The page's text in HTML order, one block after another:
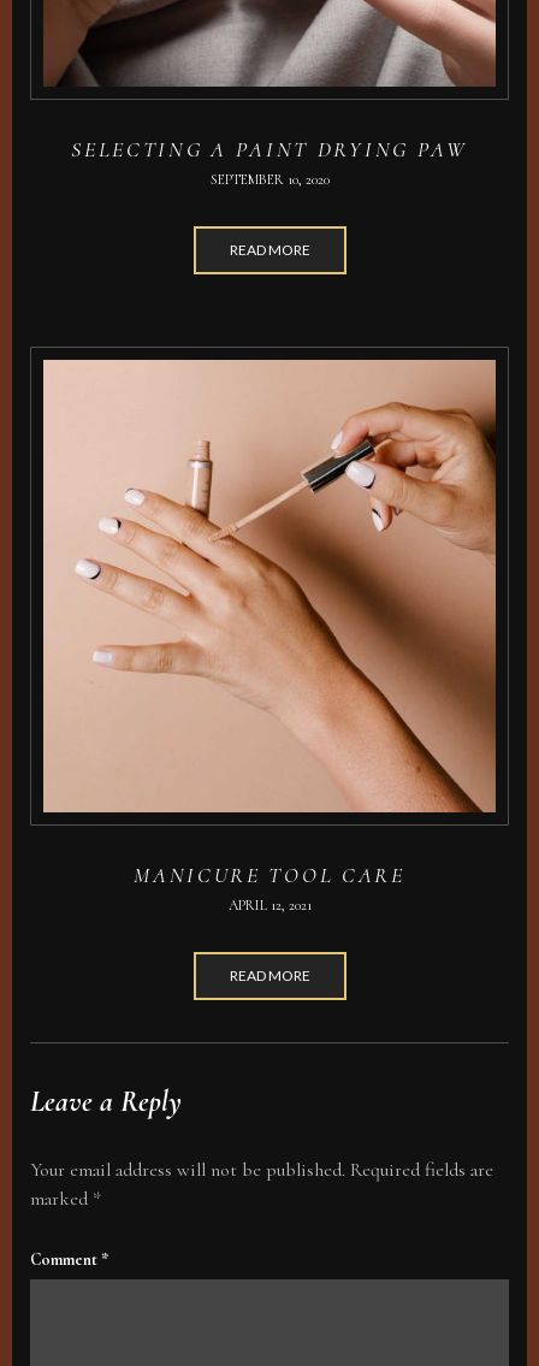
SELECTING A PAINT DRYING PAW
SEPTEMBER 10, 2020
READ MORE
MANICURE TOOL CARE
APRIL 12, 2021
READ MORE
Leave a Reply
Your email address will not be published. Required fields are
marked *
Comment *